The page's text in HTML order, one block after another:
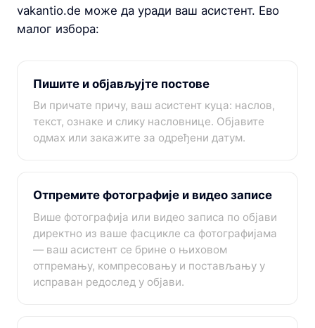
vakantio.de може да уради ваш асистент. Ево
малог избора:
Пишите и објављујте постове
Ви причате причу, ваш асистент куца: наслов,
текст, ознаке и слику насловнице. Објавите
одмах или закажите за одређени датум.
Отпремите фотографије и видео записе
Више фотографија или видео записа по објави
директно из ваше фасцикле са фотографијама
— ваш асистент се брине о њиховом
отпремању, компресовању и постављању у
исправан редослед у објави.